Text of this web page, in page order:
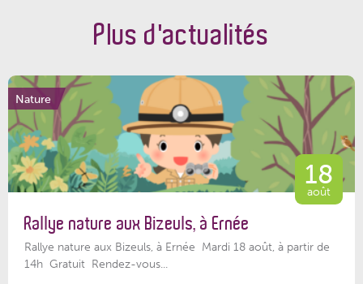
Plus d'actualités
Nature
18
août
Rallye nature aux Bizeuls, à Ernée
Rallye nature aux Bizeuls, à Ernée Mardi 18 août, à partir de
14h Gratuit Rendez-vous...